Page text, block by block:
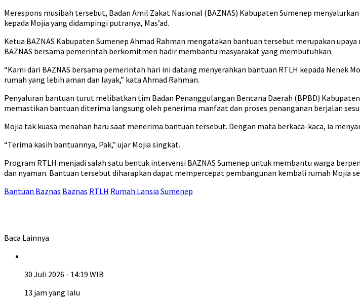
Merespons musibah tersebut, Badan Amil Zakat Nasional (BAZNAS) Kabupaten Sumenep
kepada Mojia yang didampingi putranya, Mas’ad.
Ketua BAZNAS Kabupaten Sumenep Ahmad Rahman mengatakan bantuan tersebut merupakan
BAZNAS bersama pemerintah berkomitmen hadir membantu masyarakat yang membutuhkan.
“Kami dari BAZNAS bersama pemerintah hari ini datang menyerahkan bantuan RTLH kepada Nenek
rumah yang lebih aman dan layak,” kata Ahmad Rahman.
Penyaluran bantuan turut melibatkan tim Badan Penanggulangan Bencana Daerah (BPBD)
memastikan bantuan diterima langsung oleh penerima manfaat dan proses penanganan berjalan
Mojia tak kuasa menahan haru saat menerima bantuan tersebut. Dengan mata berkaca-kaca, ia
“Terima kasih bantuannya, Pak,” ujar Mojia singkat.
Program RTLH menjadi salah satu bentuk intervensi BAZNAS Sumenep untuk membantu warga
dan nyaman. Bantuan tersebut diharapkan dapat mempercepat pembangunan kembali rumah Mojia
Bantuan Baznas Baznas RTLH Rumah Lansia Sumenep
Baca Lainnya
30 Juli 2026 - 14:19 WIB
13 jam yang lalu